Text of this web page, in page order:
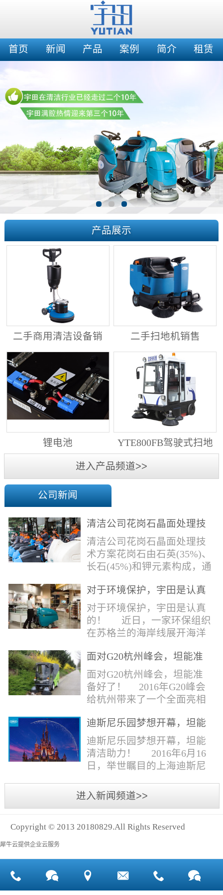
首页 新闻 产品 案例 简介 租赁
产品展示
二手商用清洁设备销
二手扫地机销售
锂电池
YTE800FB驾驶式扫地
进入产品频道>>
公司新闻
清洁公司花岗石晶面处理技
术方案
清洁公司花岗石晶面处理技
术方案花岗石由石英(35%)、
长石(45%)和钾元素构成，通
含有极少量的方解石，表面
能看出具有矿物颗粒的结晶
体，硬度比大理石硬，硬度
在6.5左右。维护比大理石容
染，花岗石的种类根据石英,
同。清洁公司花岗石晶面处
理技术方案有如下要点：
一、清洁设备、工具石材翻
新机、石材晶面处理机、吸
水吸尘器、吹风机、花岗
石...
对于环境保护，宇田是认真
的！
对于环境保护，宇田是认真
的！ 近日，一家环保组织
在苏格兰的海岸线展开海洋
洋塑料垃圾对英国海洋生物
所带来的影响。他们发现至
少有30个海滩存在塑料污染
的情况。 该组织发动当地
动中，希望以此提高公众对
理想中，大海...
面对G20杭州峰会，坦能准
备好了！
面对G20杭州峰会，坦能准
备好了！ 2016年G20峰会
给杭州带来了一个全面亮相
球国际组织和世界人民检阅
的一次大考。多国元首齐聚
杭州，在欣赏美丽西湖景色
的同事，第一印象就是杭州
览城是本次峰会举办的核心
区域，主要囊括了奥体中
心、国际博览中心、超高层
双塔酒店和地铁上盖物业，
迪斯尼乐园梦想开幕，坦能
清洁助力！
迪斯尼乐园梦想开幕，坦能
清洁助力！ 2016年6月16
日，举世瞩目的上海迪斯尼
奇想花园、探险岛、宝藏
湾、明日世界和梦幻世界，
开神秘面纱。根据迪斯尼官
球接待人数最多的迪斯尼乐
园！ 位于浦东新区川...
进入新闻频道>>
Copyright © 2013 20180829.All Rights Reserved
犀牛云提供企业云服务